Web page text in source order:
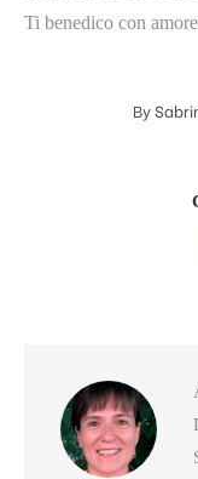
Ti benedico con
By